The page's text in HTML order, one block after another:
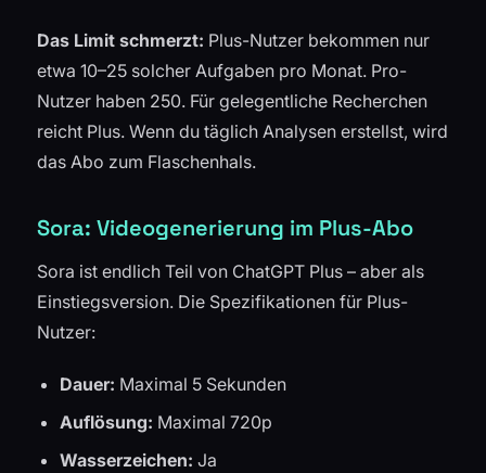
Das Limit schmerzt: Plus-Nutzer bekommen nur
etwa 10–25 solcher Aufgaben pro Monat. Pro-
Nutzer haben 250. Für gelegentliche Recherchen
reicht Plus. Wenn du täglich Analysen erstellst, wird
das Abo zum Flaschenhals.
Sora: Videogenerierung im Plus-Abo
Sora ist endlich Teil von ChatGPT Plus – aber als
Einstiegsversion. Die Spezifikationen für Plus-
Nutzer:
Dauer: Maximal 5 Sekunden
Auflösung: Maximal 720p
Wasserzeichen: Ja